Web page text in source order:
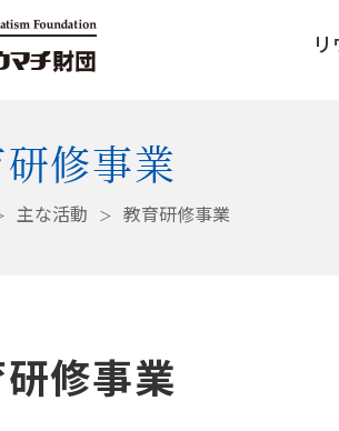
修事業
主な活動 教育研修事業
修事業